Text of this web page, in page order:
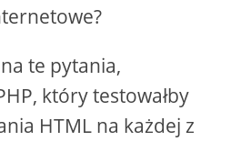
te pytania,
który testowałby
HTML na każdej z